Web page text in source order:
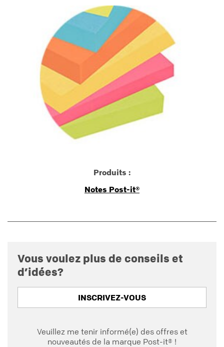
Produits :
Notes Post-it®
Vous voulez plus de conseils et
d’idées?
INSCRIVEZ-VOUS
Veuillez me tenir informé(e) des offres et
nouveautés de la marque Post-it® !